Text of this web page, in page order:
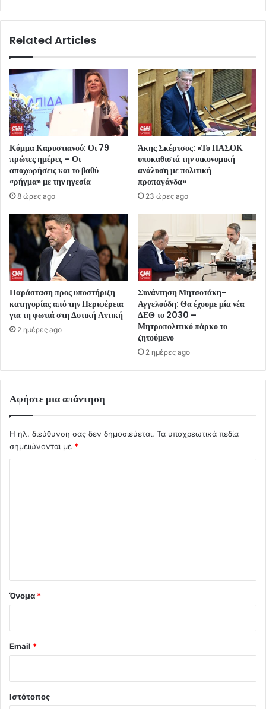
Related Articles
Κόμμα Καρυστιανού: Οι 79
πρώτες ημέρες – Οι
αποχωρήσεις και το βαθύ
«ρήγμα» με την ηγεσία
8 ώρες ago
Άκης Σκέρτσος: «Το ΠΑΣΟΚ
υποκαθιστά την οικονομική
ανάλυση με πολιτική
προπαγάνδα»
23 ώρες ago
Παράσταση προς υποστήριξη
κατηγορίας από την Περιφέρεια
για τη φωτιά στη Δυτική Αττική
2 ημέρες ago
Συνάντηση Μητσοτάκη-
Αγγελούδη: Θα έχουμε μία νέα
ΔΕΘ το 2030 –
Μητροπολιτικό πάρκο το
ζητούμενο
2 ημέρες ago
Αφήστε μια απάντηση
Η ηλ. διεύθυνση σας δεν δημοσιεύεται. Τα υποχρεωτικά πεδία
σημειώνονται με *
Όνομα *
Email *
Ιστότοπος